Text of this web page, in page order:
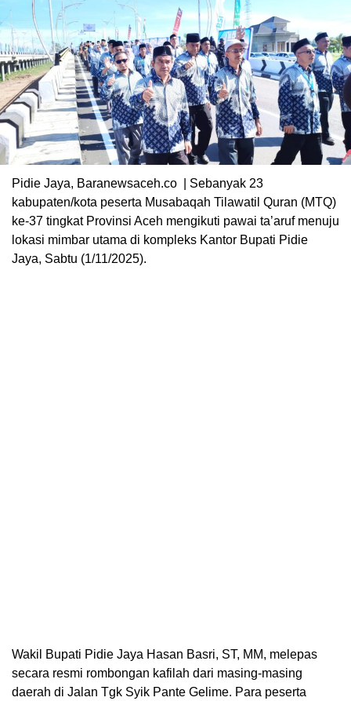
Pidie Jaya, Baranewsaceh.co | Sebanyak 23
kabupaten/kota peserta Musabaqah Tilawatil Quran (MTQ)
ke-37 tingkat Provinsi Aceh mengikuti pawai ta’aruf menuju
lokasi mimbar utama di kompleks Kantor Bupati Pidie
Jaya, Sabtu (1/11/2025).
Wakil Bupati Pidie Jaya Hasan Basri, ST, MM, melepas
secara resmi rombongan kafilah dari masing-masing
daerah di Jalan Tgk Syik Pante Gelime. Para peserta